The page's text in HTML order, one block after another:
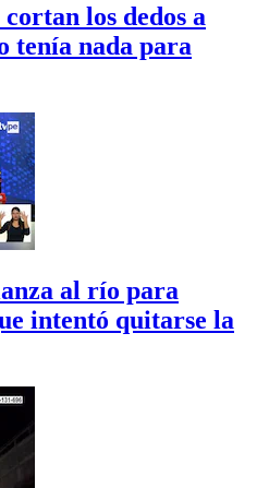
los dedos a
tenía nada para
al río para
intentó quitarse la